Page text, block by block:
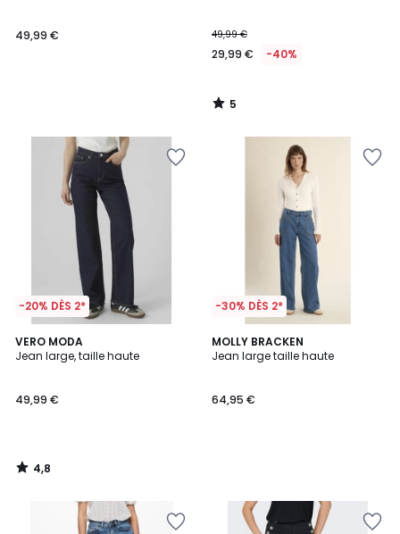
49,99 € 49,99 €
29,99 € -40%
5
/
-20% DÈS 2*
VERO MODA
Jean large, taille haute
49,99 €
4,8
/ 5
4,8
/
-30% DÈS 2*
MOLLY BRACKEN
Jean large taille haute
64,95 €